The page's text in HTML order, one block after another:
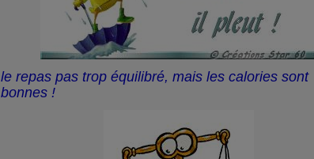
le repas pas trop équilibré, mais les calories sont
bonnes !